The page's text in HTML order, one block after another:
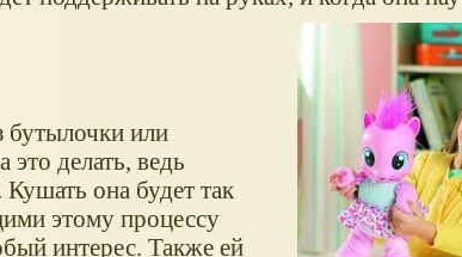
бутылочки или
это делать, ведь
она будет так
этому процессу
интерес. Также ей